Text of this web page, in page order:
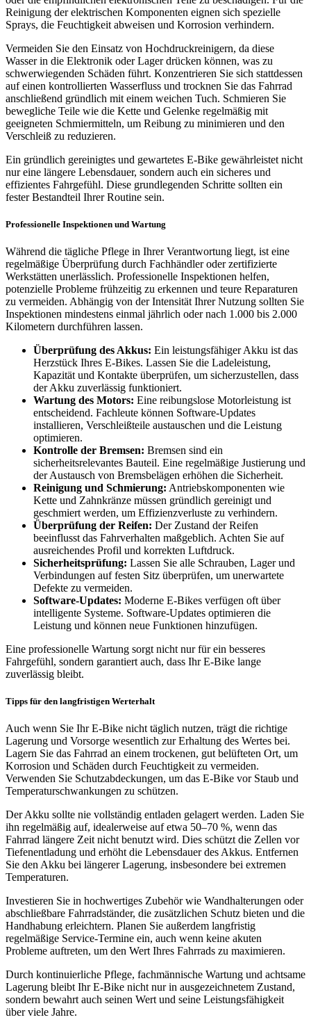
Reinigung der elektrischen Komponenten eignen sich spezielle
Sprays, die Feuchtigkeit abweisen und Korrosion verhindern.
Vermeiden Sie den Einsatz von Hochdruckreinigern, da diese
Wasser in die Elektronik oder Lager drücken können, was zu
schwerwiegenden Schäden führt. Konzentrieren Sie sich stattdessen
auf einen kontrollierten Wasserfluss und trocknen Sie das Fahrrad
anschließend gründlich mit einem weichen Tuch. Schmieren Sie
bewegliche Teile wie die Kette und Gelenke regelmäßig mit
geeigneten Schmiermitteln, um Reibung zu minimieren und den
Verschleiß zu reduzieren.
Ein gründlich gereinigtes und gewartetes E-Bike gewährleistet nicht
nur eine längere Lebensdauer, sondern auch ein sicheres und
effizientes Fahrgefühl. Diese grundlegenden Schritte sollten ein
fester Bestandteil Ihrer Routine sein.
Professionelle Inspektionen und Wartung
Während die tägliche Pflege in Ihrer Verantwortung liegt, ist eine
regelmäßige Überprüfung durch Fachhändler oder zertifizierte
Werkstätten unerlässlich. Professionelle Inspektionen helfen,
potenzielle Probleme frühzeitig zu erkennen und teure Reparaturen
zu vermeiden. Abhängig von der Intensität Ihrer Nutzung sollten Sie
Inspektionen mindestens einmal jährlich oder nach 1.000 bis 2.000
Kilometern durchführen lassen.
Überprüfung des Akkus: Ein leistungsfähiger Akku ist das
Herzstück Ihres E-Bikes. Lassen Sie die Ladeleistung,
Kapazität und Kontakte überprüfen, um sicherzustellen, dass
der Akku zuverlässig funktioniert.
Wartung des Motors: Eine reibungslose Motorleistung ist
entscheidend. Fachleute können Software-Updates
installieren, Verschleißteile austauschen und die Leistung
optimieren.
Kontrolle der Bremsen: Bremsen sind ein
sicherheitsrelevantes Bauteil. Eine regelmäßige Justierung und
der Austausch von Bremsbelägen erhöhen die Sicherheit.
Reinigung und Schmierung: Antriebskomponenten wie
Kette und Zahnkränze müssen gründlich gereinigt und
geschmiert werden, um Effizienzverluste zu verhindern.
Überprüfung der Reifen: Der Zustand der Reifen
beeinflusst das Fahrverhalten maßgeblich. Achten Sie auf
ausreichendes Profil und korrekten Luftdruck.
Sicherheitsprüfung: Lassen Sie alle Schrauben, Lager und
Verbindungen auf festen Sitz überprüfen, um unerwartete
Defekte zu vermeiden.
Software-Updates: Moderne E-Bikes verfügen oft über
intelligente Systeme. Software-Updates optimieren die
Leistung und können neue Funktionen hinzufügen.
Eine professionelle Wartung sorgt nicht nur für ein besseres
Fahrgefühl, sondern garantiert auch, dass Ihr E-Bike lange
zuverlässig bleibt.
Tipps für den langfristigen Werterhalt
Auch wenn Sie Ihr E-Bike nicht täglich nutzen, trägt die richtige
Lagerung und Vorsorge wesentlich zur Erhaltung des Wertes bei.
Lagern Sie das Fahrrad an einem trockenen, gut belüfteten Ort, um
Korrosion und Schäden durch Feuchtigkeit zu vermeiden.
Verwenden Sie Schutzabdeckungen, um das E-Bike vor Staub und
Temperaturschwankungen zu schützen.
Der Akku sollte nie vollständig entladen gelagert werden. Laden Sie
ihn regelmäßig auf, idealerweise auf etwa 50–70 %, wenn das
Fahrrad längere Zeit nicht benutzt wird. Dies schützt die Zellen vor
Tiefenentladung und erhöht die Lebensdauer des Akkus. Entfernen
Sie den Akku bei längerer Lagerung, insbesondere bei extremen
Temperaturen.
Investieren Sie in hochwertiges Zubehör wie Wandhalterungen oder
abschließbare Fahrradständer, die zusätzlichen Schutz bieten und die
Handhabung erleichtern. Planen Sie außerdem langfristig
regelmäßige Service-Termine ein, auch wenn keine akuten
Probleme auftreten, um den Wert Ihres Fahrrads zu maximieren.
Durch kontinuierliche Pflege, fachmännische Wartung und achtsame
Lagerung bleibt Ihr E-Bike nicht nur in ausgezeichnetem Zustand,
sondern bewahrt auch seinen Wert und seine Leistungsfähigkeit
über viele Jahre.